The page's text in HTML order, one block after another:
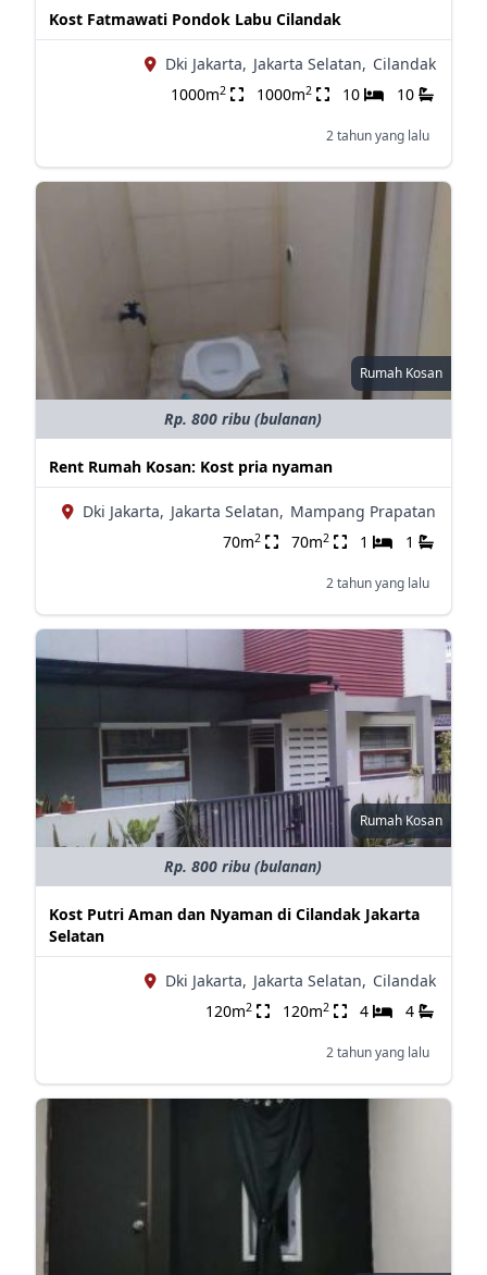
Kost Fatmawati Pondok Labu Cilandak
Dki Jakarta, Jakarta Selatan, Cilandak
1000m2 1000m2 10 10
2 tahun yang lalu
Rumah Kosan
Rp. 800 ribu (bulanan)
Rent Rumah Kosan: Kost pria nyaman
Dki Jakarta, Jakarta Selatan, Mampang Prapatan
70m2 70m2 1 1
2 tahun yang lalu
Rumah Kosan
Rp. 800 ribu (bulanan)
Kost Putri Aman dan Nyaman di Cilandak Jakarta
Selatan
Dki Jakarta, Jakarta Selatan, Cilandak
120m2 120m2 4 4
2 tahun yang lalu